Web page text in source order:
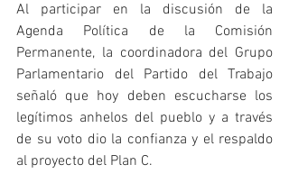
Al participar en la discusión de la
Agenda Política de la Comisión
Permanente, la coordinadora del Grupo
Parlamentario del Partido del Trabajo
señaló que hoy deben escucharse los
legítimos anhelos del pueblo y a través
de su voto dio la confianza y el respaldo
al proyecto del Plan C.